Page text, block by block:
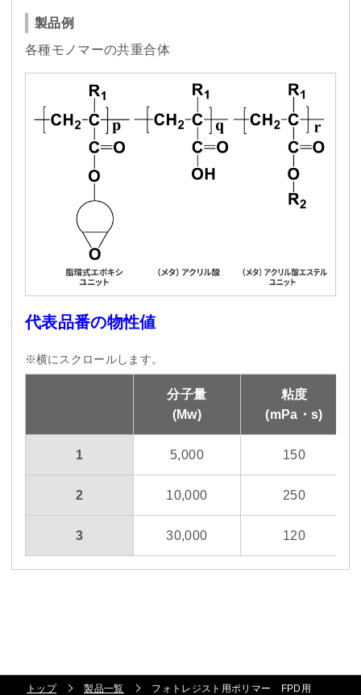
製品例
各種モノマーの共重合体
代表品番の物性値
横にスクロールします。
分子量
(Mw)
粘度
(mPa・s)
1 5,000 150
2 10,000 250
3 30,000 120
トップ 製品一覧 フォトレジスト用ポリマー FPD用